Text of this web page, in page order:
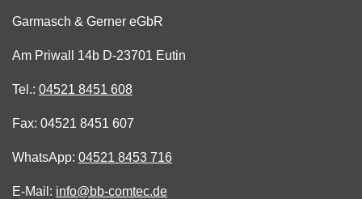
Garmasch & Gerner eGbR
Am Priwall 14b D-23701 Eutin
Tel.: 04521 8451 608
Fax: 04521 8451 607
WhatsApp: 04521 8453 716
E-Mail: info@bb-comtec.de